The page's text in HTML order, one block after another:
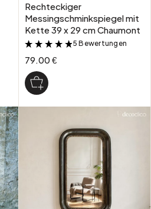
Rechteckiger
Messingschminkspiegel mit
Kette 39 x 29 cm Chaumont
&
5 Bewertungen
79.00 €